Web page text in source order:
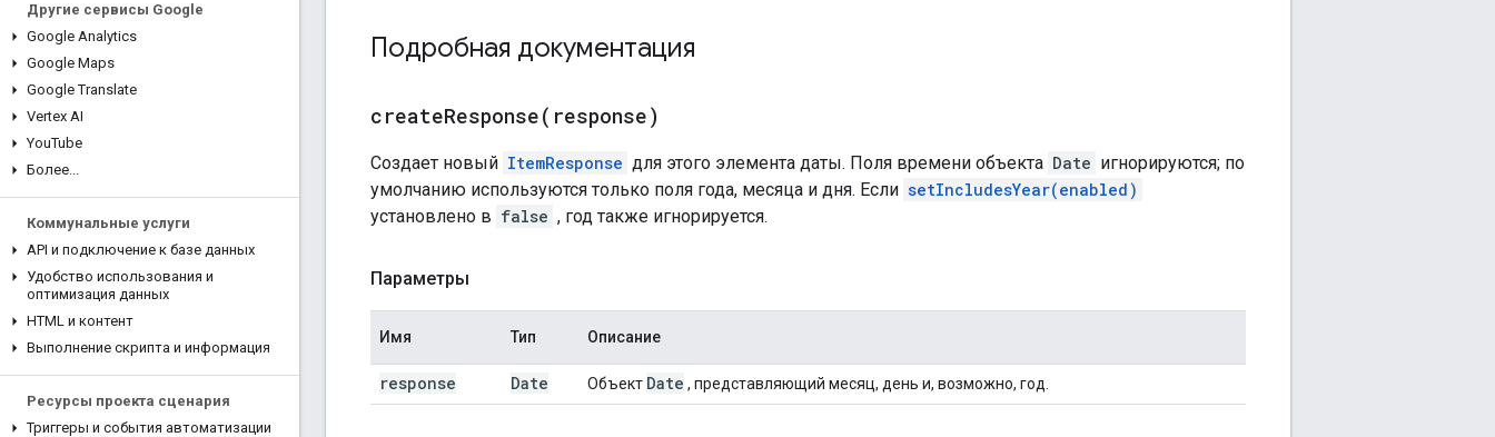
Другие сервисы Google
Google Analytics
Google Maps
Google Translate
Vertex AI
YouTube
Более...
Коммунальные услуги
API и подключение к базе данных
Удобство использования и
оптимизация данных
HTML и контент
Выполнение скрипта и информация
Ресурсы проекта сценария
Триггеры и события автоматизации
Подробная документация
createResponse( response)
Создает новый ItemResponse для этого элемента даты. Поля времени объекта Date игнорируются; по
умолчанию используются только поля года, месяца и дня. Если setIncludesYear(enabled)
установлено в false , год также игнорируется.
Параметры
Имя Тип Описание
response Date Объект Date , представляющий месяц, день и, возможно, год.